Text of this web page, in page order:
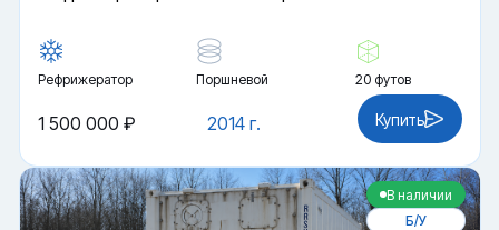
Рефрижератор Поршневой 20 футов
2014 г.
1 500 000 ₽ Купить
В наличии
Б/У